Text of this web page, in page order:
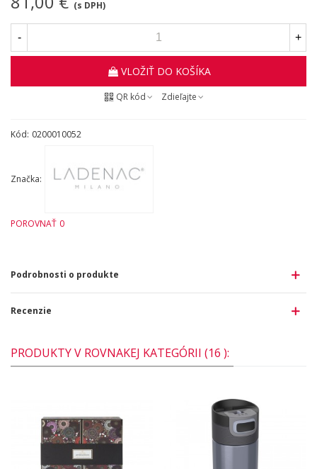
(s DPH)
- +
VLOŽIŤ DO KOŠÍKA
QR kód Zdieľajte
Kód: 0200010052
Značka:
POROVNAŤ 0
Podrobnosti o produkte
Recenzie
PRODUKTY V ROVNAKEJ KATEGÓRII (16 ):